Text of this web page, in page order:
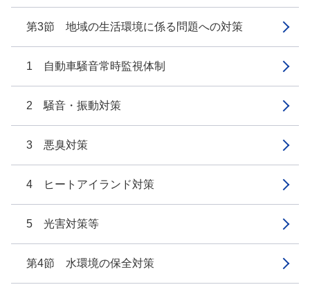
第3節 地域の生活環境に係る問題への対策
1 自動車騒音常時監視体制
2 騒音・振動対策
3 悪臭対策
4 ヒートアイランド対策
5 光害対策等
第4節 水環境の保全対策